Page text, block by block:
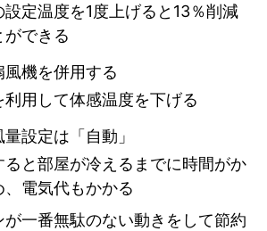
設定温度を1度上げると13％削減
ができる
機を併用する
利用して体感温度を下げる
設定は「自動」
ると部屋が冷えるまでに時間がか
、電気代もかかる
が一番無駄のない動きをして節約